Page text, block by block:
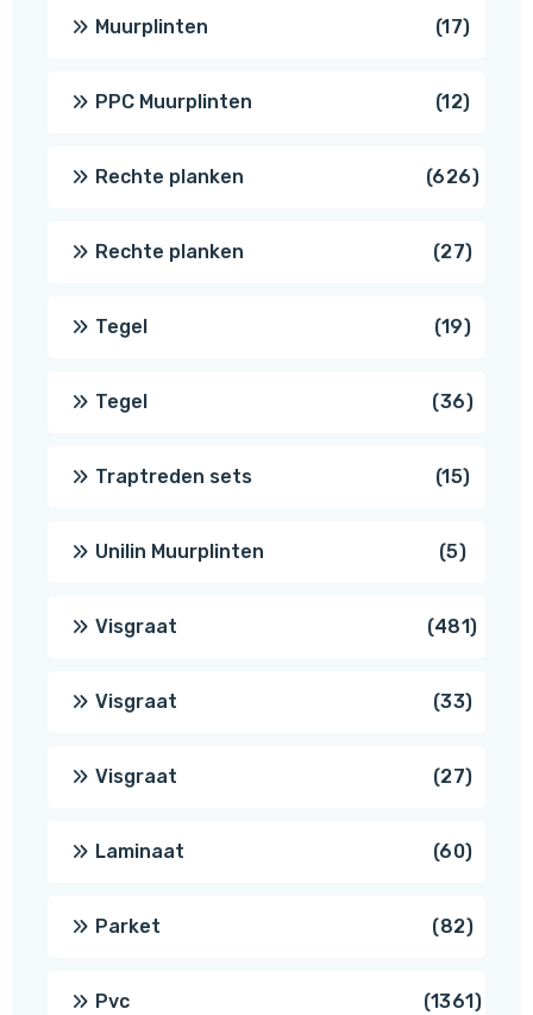
Muurplinten 1717
PPC Muurplinten 1212
Rechte planken 626626
Rechte planken 2727
Tegel 1919
Tegel 3636
Traptreden sets 1515
Unilin Muurplinten 55
Visgraat 481481
Visgraat 3333
Visgraat 2727
Laminaat 6060
Parket 8282
Pvc 13611361